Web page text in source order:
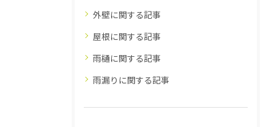
外壁に関する記事
屋根に関する記事
雨樋に関する記事
雨漏りに関する記事